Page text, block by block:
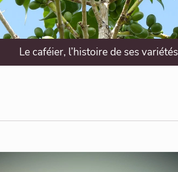
Le caféier, l’histoire de ses variétés